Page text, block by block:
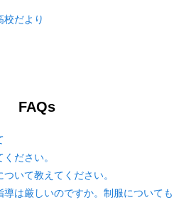
校だより
FAQs
ださい。
いて教えてください。
は厳しいのですか。制服についても